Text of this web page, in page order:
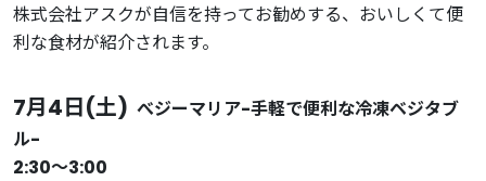
株式会社アスクが自信を持ってお勧めする、おいしくて便
利な食材が紹介されます。
7月4日(土) べジーマリア-手軽で便利な冷凍ベジタブ
ル-
2:30〜3:00